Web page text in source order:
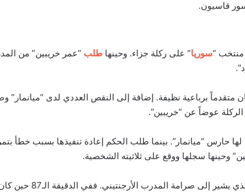
قاسيون.
سوريا” على ركلة جزاء. وحينها طلب “عمر خريبين” من
برباعية نظيفة. إضافة إلى النقص العددي لدى “ميانمار”
الركلة عوضاً عن “خريبين”.
لها حارس “ميانمار”. بينما طلب الحكم إعادة تنفيذها بسبب خطأ
وحينها سجلها ووقع على ثلاثيته الشخصية.
ولم يكن مشهد ركلة الجزاء الوحيد الذي يشير إلى